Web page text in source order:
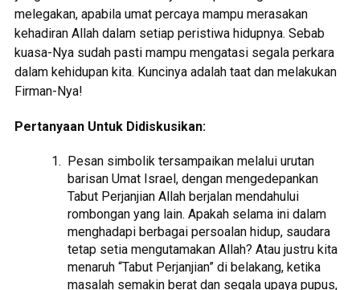
melegakan, apabila umat percaya mampu merasakan
kehadiran Allah dalam setiap peristiwa hidupnya. Sebab
kuasa-Nya sudah pasti mampu mengatasi segala perkara
dalam kehidupan kita. Kuncinya adalah taat dan melakukan
Firman-Nya!
Pertanyaan Untuk Didiskusikan:
Pesan simbolik tersampaikan melalui urutan
barisan Umat Israel, dengan mengedepankan
Tabut Perjanjian Allah berjalan mendahului
rombongan yang lain. Apakah selama ini dalam
menghadapi berbagai persoalan hidup, saudara
tetap setia mengutamakan Allah? Atau justru kita
menaruh “Tabut Perjanjian” di belakang, ketika
masalah semakin berat dan segala upaya pupus,